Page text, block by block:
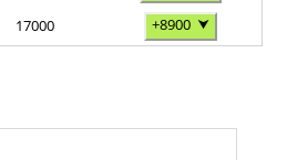
17000 +8900 ⮟